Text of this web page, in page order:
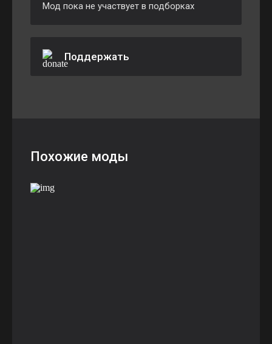
Мод пока не участвует в подборках
Поддержать
Похожие моды